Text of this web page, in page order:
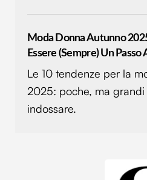
Moda Donna Autunno
Essere (sempre) Un Passo
Le 10 tendenze per la
2025: poche, ma grandi
indossare.